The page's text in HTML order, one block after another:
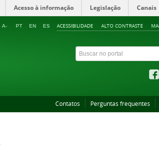
Acesso à informação Legislação Canais
ACESSIBILIDADE ALTO CONTRASTE
A- PT EN ES
Contatos Perguntas frequentes